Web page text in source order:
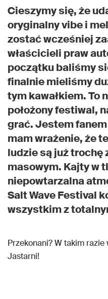
Cieszymy się, że
oryginalny vibe i
zostać wcześniej
właścicieli praw
początku baliśmy
finalnie mieliśmy
tym kawałkiem. To
położony festiwal,
grać. Jestem
mam wrażenie, że
ludzie są już trochę
masowym. Kajty w
niepowtarzalna
Salt Wave Festival
wszystkim z
Przekonani? W takim
Jastarni!